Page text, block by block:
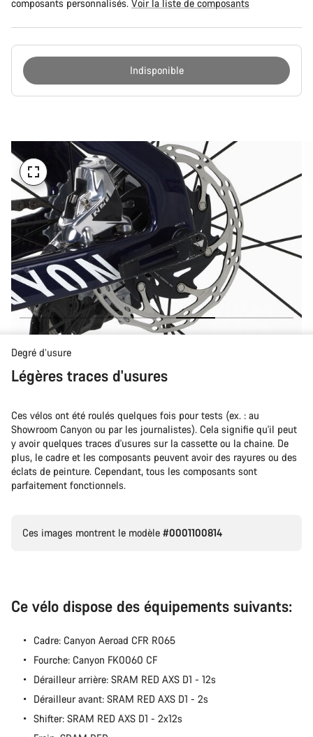
composants personnalisés. Voir la liste de composants
Indisponible
Degré d’usure
Légères traces d'usures
Ces vélos ont été roulés quelques fois pour tests (ex. : au
Showroom Canyon ou par les journalistes). Cela signifie qu'il peut
y avoir quelques traces d'usures sur la cassette ou la chaine. De
plus, le cadre et les composants peuvent avoir des rayures ou des
éclats de peinture. Cependant, tous les composants sont
parfaitement fonctionnels.
Ces images montrent le modèle #0001100814
Ce vélo dispose des équipements suivants:
Cadre: Canyon Aeroad CFR R065
Fourche: Canyon FK0060 CF
Dérailleur arrière: SRAM RED AXS D1 - 12s
Dérailleur avant: SRAM RED AXS D1 - 2s
Shifter: SRAM RED AXS D1 - 2x12s